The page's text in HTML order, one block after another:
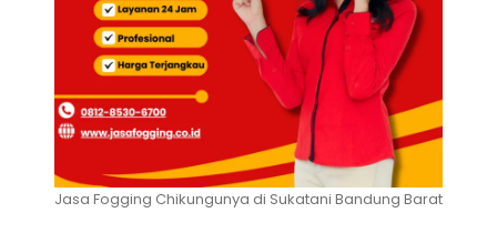
Jasa Fogging Chikungunya di Sukatani Bandung Barat